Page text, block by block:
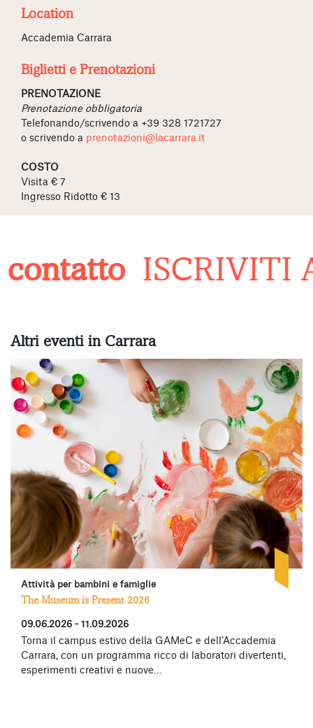
Location
Accademia Carrara
Biglietti e Prenotazioni
PRENOTAZIONE
Prenotazione obbligatoria
Telefonando/scrivendo a +39 328 1721727
o scrivendo a prenotazioni@lacarrara.it
COSTO
Visita € 7
Ingresso Ridotto € 13
ISCRIVITI
Altri eventi in Carrara
Attività per bambini e famiglie
The Museum is Present 2026
09.06.2026 - 11.09.2026
Torna il campus estivo della GAMeC e dell’Accademia
Carrara, con un programma ricco di laboratori divertenti,
esperimenti creativi e nuove…